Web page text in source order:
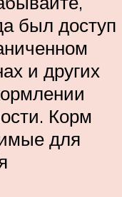
был доступ
и других
Корм
для